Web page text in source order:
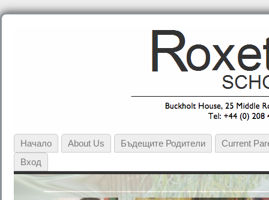
Начало About Us Бъдещите Родители
Current
Вход